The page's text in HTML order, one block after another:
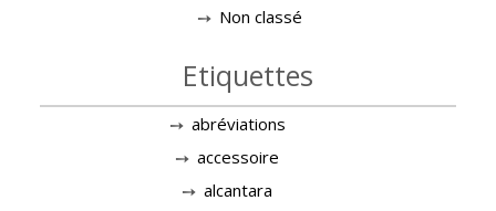
Non classé
Etiquettes
abréviations
accessoire
alcantara